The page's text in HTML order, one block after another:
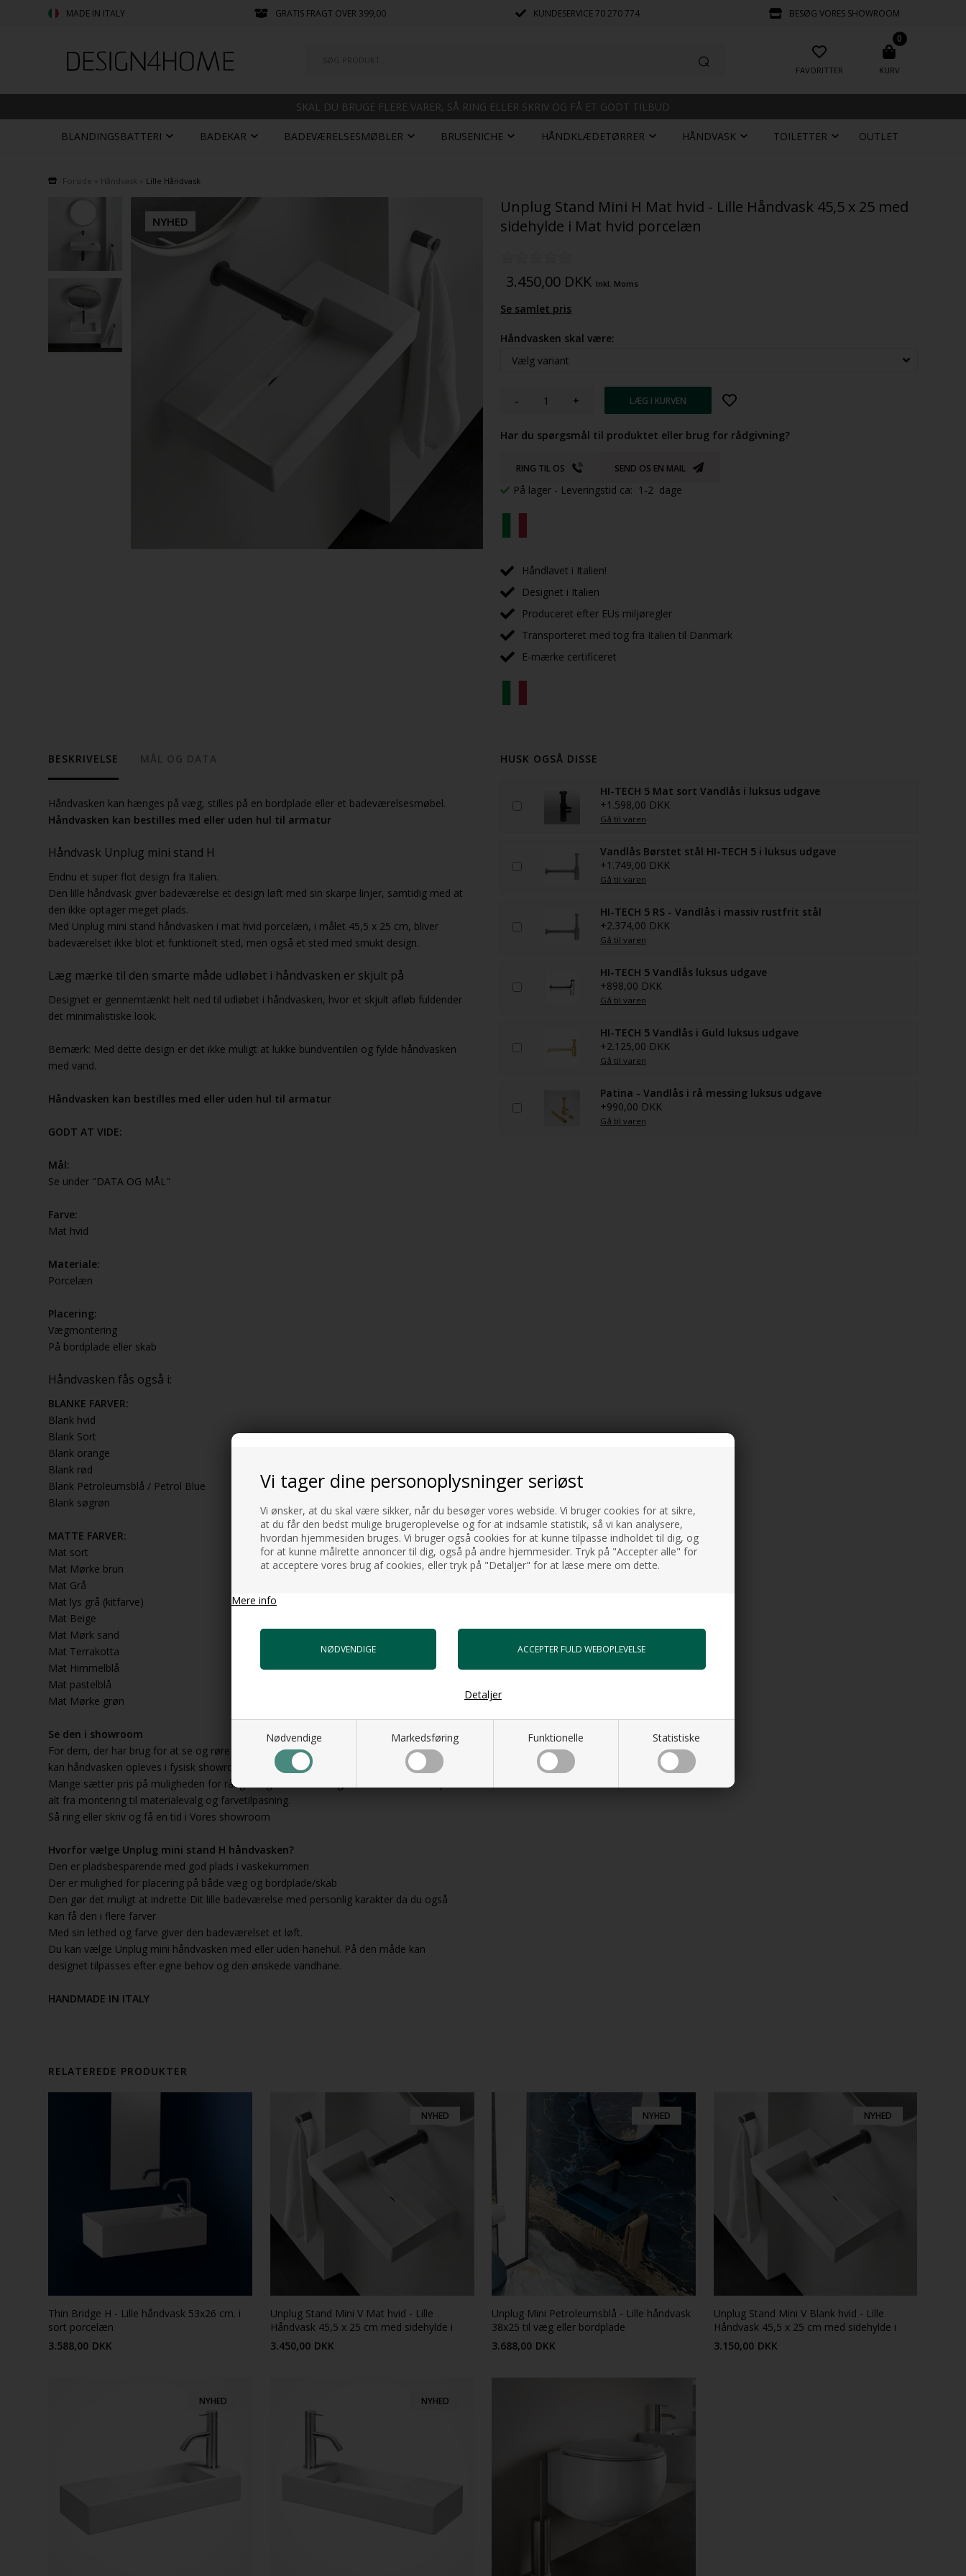
Vi tager dine personoplysninger seriøst
Vi ønsker, at du skal være sikker, når du besøger vores webside. Vi bruger cookies for at sikre,
at du får den bedst mulige brugeroplevelse og for at indsamle statistik, så vi kan analysere,
hvordan hjemmesiden bruges. Vi bruger også cookies for at kunne tilpasse indholdet til dig, og
for at kunne målrette annoncer til dig, også på andre hjemmesider. Tryk på "Accepter alle" for
at acceptere vores brug af cookies, eller tryk på "Detaljer" for at læse mere om dette.
Mere info
Nødvendige Markedsføring Funktionelle Statistiske
Detaljer
MADE IN ITALY GRATIS FRAGT OVER 399,00 KUNDESERVICE70 270 774 BESØG VORES SHOWROOM
FAVORITTER
0
KURV
SKAL DU BRUGE FLERE VARER, SÅ RING ELLER SKRIV OG FÅ ET GODT TILBUD
BLANDINGSBATTERI BADEKAR BADEVÆRELSESMØBLER BRUSENICHE HÅNDKLÆDETØRRER HÅNDVASK TOILETTER OUTLET
Forside Håndvask Lille Håndvask
NYHED
Unplug Stand Mini H Mat hvid - Lille Håndvask 45,5 x 25 med
sidehylde i Mat hvid porcelæn
3.450,00 DKK Inkl. Moms
Se samlet pris
Håndvasken skal være:
- +
Har du spørgsmål til produktet eller brug for rådgivning?
RING TIL OS SEND OS EN MAIL
På lager - Leveringstid ca: 1-2 dage
Håndlavet i Italien!
Designet i Italien
Produceret efter EUs miljøregler
Transporteret med tog fra Italien til Danmark
E-mærke certificeret
BESKRIVELSE MÅL OG DATA
Håndvasken kan hænges på væg, stilles på en bordplade eller et badeværelsesmøbel.
Håndvasken kan bestilles med eller uden hul til armatur
Håndvask Unplug mini stand H
Endnu et super flot design fra Italien.
Den lille håndvask giver badeværelse et design løft med sin skarpe linjer, samtidig med at
den ikke optager meget plads.
Med Unplug mini stand håndvasken i mat hvid porcelæn, i målet 45,5 x 25 cm, bliver
badeværelset ikke blot et funktionelt sted, men også et sted med smukt design.
Læg mærke til den smarte måde udløbet i håndvasken er skjult på
Designet er gennemtænkt helt ned til udløbet i håndvasken, hvor et skjult afløb fuldender
det minimalistiske look.
Bemærk: Med dette design er det ikke muligt at lukke bundventilen og fylde håndvasken
med vand.
Håndvasken kan bestilles med eller uden hul til armatur
GODT AT VIDE:
Mål:
Se under "DATA OG MÅL"
Farve:
Mat hvid
Materiale:
Porcelæn
Placering:
Vægmontering
På bordplade eller skab
Håndvasken fås også i:
BLANKE FARVER:
Blank hvid
Blank Sort
Blank orange
Blank rød
Blank Petroleumsblå / Petrol Blue
Blank søgrøn
MATTE FARVER:
Mat sort
Mat Mørke brun
Mat Grå
Mat lys grå (kitfarve)
Mat Beige
Mat Mørk sand
Mat Terrakotta
Mat Himmelblå
Mat pastelblå
Mat Mørke grøn
Se den i showroom
For dem, der har brug for at se og røre produktet først, eller ønsker at se flere størrelser,
kan håndvasken opleves i fysisk showroom.
Mange sætter pris på muligheden for rådgivning inden bestilling, så man kan få svar på
alt fra montering til materialevalg og farvetilpasning.
Så ring eller skriv og få en tid i Vores showroom
Hvorfor vælge Unplug mini stand H håndvasken?
Den er pladsbesparende med god plads i vaskekummen
Der er mulighed for placering på både væg og bordplade/skab
Den gør det muligt at indrette Dit lille badeværelse med personlig karakter da du også
kan få den i flere farver
Med sin lethed og farve giver den badeværelset et løft.
Du kan vælge Unplug mini håndvasken med eller uden hanehul. På den måde kan
designet tilpasses efter egne behov og den ønskede vandhane.
HANDMADE IN ITALY
HUSK OGSÅ DISSE
HI-TECH 5 Mat sort Vandlås i luksus udgave
+1.598,00 DKK
Gå til varen
Vandlås Børstet stål HI-TECH 5 i luksus udgave
+1.749,00 DKK
Gå til varen
HI-TECH 5 RS - Vandlås i massiv rustfrit stål
+2.374,00 DKK
Gå til varen
HI-TECH 5 Vandlås luksus udgave
+898,00 DKK
Gå til varen
HI-TECH 5 Vandlås i Guld luksus udgave
+2.125,00 DKK
Gå til varen
Patina - Vandlås i rå messing luksus udgave
+990,00 DKK
Gå til varen
RELATEREDE PRODUKTER
Thin Bridge H - Lille håndvask 53x26 cm. i
sort porcelæn
3.588,00 DKK
NYHED
Unplug Stand Mini V Mat hvid - Lille
Håndvask 45,5 x 25 cm med sidehylde i
mat hvid porcelæn
3.450,00 DKK
NYHED
Unplug Mini Petroleumsblå - Lille håndvask
38x25 til væg eller bordplade
3.688,00 DKK
NYHED
Unplug Stand Mini V Blank hvid - Lille
Håndvask 45,5 x 25 cm med sidehylde i
hvid porcelæn
3.150,00 DKK
NYHED NYHED